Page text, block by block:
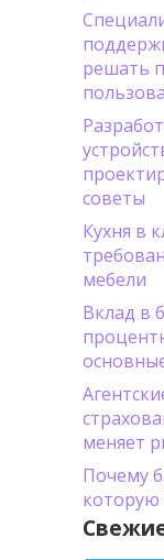
решать
советы
Кухня в
мебели
Вклад в
меняет
Почему
которую